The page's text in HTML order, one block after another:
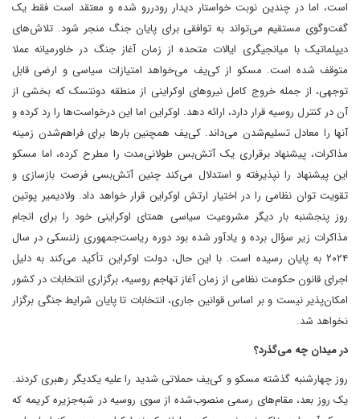
است، اما در چندین نوبت خواستار دیدار رودررو شده و معتقد است فقط یک
گفت‌وگوی مستقیم می‌تواند به توافقی برای پایان جنگ منجر شود. تلاش‌های
دیپلماتیک با میانجیگری ایالات متحده از زمان آغاز جنگ در خاورمیانه عملا
متوقف شده است. مسکو از کی‌یف می‌خواهد امتیازات سیاسی و ارضی قابل
‌توجهی، از جمله خروج کامل نیروهای اوکراینی از منطقه دونتسک که بخشی از
آن در کنترل روسیه قرار دارد، ارائه دهد. اوکراین اما این درخواست‌ها را رد کرده و
آنها را معادل تسلیم‌شدن می‌داند. کی‌یف همچنین بارها برای فراهم‌شدن زمینه
مذاکرات، پیشنهاد برقراری یک آتش‌بس طولانی‌مدت را مطرح کرده، اما مسکو
این پیشنهاد را نپذیرفته و استدلال می‌کند چنین آتش‌بسی فرصت بازسازی و
تقویت توان نظامی را در اختیار ارتش اوکراین قرار خواهد داد. ولادیمیر پوتین
روز پنجشنبه بار دیگر مشروعیت سیاسی همتای اوکراینی خود را برای انجام
مذاکرات زیر سؤال برده و یادآور شده بود دوره ریاست‌جمهوری زلنسکی در سال
۲۰۲۴ به پایان رسیده است. با این حال، دولت اوکراین تأکید می‌کند به دلیل
اجرای قانون حکومت نظامی از زمان آغاز تهاجم روسیه، برگزاری انتخابات در کشور
امکان‌پذیر نیست و بر اساس قوانین جاری، انتخابات تا پایان شرایط جنگی برگزار
نخواهد شد.
در میدان چه می‌گذرد؟
روز چهارشنبه گذشته مسکو و کی‌یف حملاتی شدید را علیه یکدیگر رهبری کردند.
یک روز بعد، مقام‌های رسمی منصوب‌شده از سوی روسیه در شبه‌جزیره کریمه که